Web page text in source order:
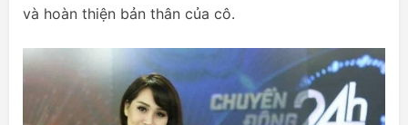
và hoàn thiện bản thân của cô.